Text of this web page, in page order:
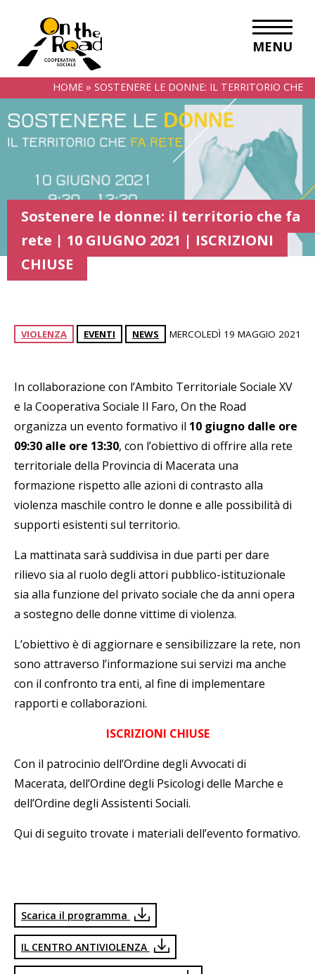
MENU
HOME » SOSTENERE LE DONNE: IL TERRITORIO CHE
FA RETE | 10 GIUGNO 2021 | ISCRIZIONI CHIUSE
Sostenere le donne: il territorio che fa
rete | 10 GIUGNO 2021 | ISCRIZIONI
CHIUSE
VIOLENZA EVENTI NEWS MERCOLEDÌ 19 MAGGIO 2021
In collaborazione con l’Ambito Territoriale Sociale XV
e la Cooperativa Sociale Il Faro, On the Road
organizza un evento formativo il 10 giugno dalle ore
09:30 alle ore 13:30, con l’obiettivo di offrire alla rete
territoriale della Provincia di Macerata una
formazione rispetto alle azioni di contrasto alla
violenza maschile contro le donne e alle possibilità di
supporti esistenti sul territorio.
La mattinata sarà suddivisa in due parti per dare
rilievo sia al ruolo degli attori pubblico-istituzionale
sia alla funzione del privato sociale che da anni opera
a sostegno delle donne vittime di violenza.
L’obiettivo è di aggiornare e sensibilizzare la rete, non
sono attraverso l’informazione sui servizi ma anche
con il confronto tra enti, al fine di implementare
rapporti e collaborazioni.
ISCRIZIONI CHIUSE
Con il patrocinio dell’Ordine degli Avvocati di
Macerata, dell’Ordine degli Psicologi delle Marche e
dell’Ordine degli Assistenti Sociali.
Qui di seguito trovate i materiali dell’evento formativo.
Scarica il programma
IL CENTRO ANTIVIOLENZA